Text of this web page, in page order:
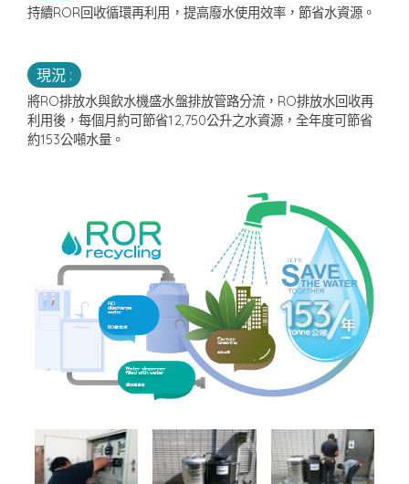
持續ROR回收循環再利用，提高廢水使用效率，節省水資源。
現況 :
將RO排放水與飲水機盛水盤排放管路分流，RO排放水回收再
利用後，每個月約可節省12,750公升之水資源，全年度可節省
約153公噸水量。